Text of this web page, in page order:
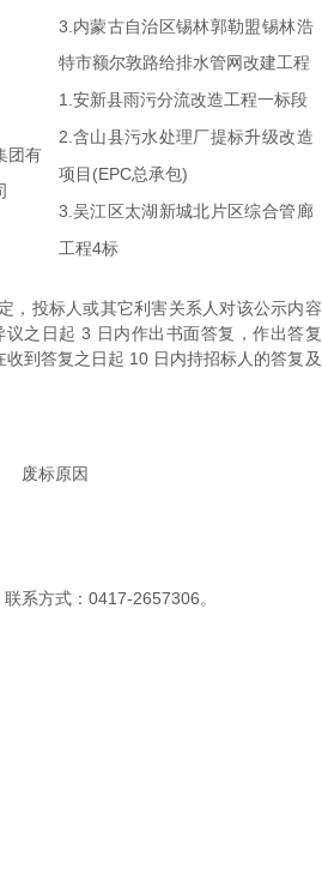
3. 内蒙古自治区锡林郭勒盟锡林浩
特市额尔敦路给排水管网改建工程
团有
1. 安新县雨污分流改造工程一标段
2. 含山县污水处理厂提标升级改造
项目 (EPC总承包)
3. 吴江区太湖新城北片区综合管廊
工程4标
，投标人或其它利害关系人对该公示内容
议之日起 3 日内作出书面答复，作出答复
收到答复之日起 10 日内持招标人的答复及
废标原因
系方式： 0417-2657306。